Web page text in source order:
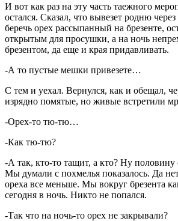
И вот как раз на эту часть таежного
остался. Сказал, что вывезет родню
беречь орех рассыпанный на брезенте,
открытым для просушки, а на ночь
брезентом, да еще и края придавливать.
-А то пустые мешки привезете…
С тем и уехал. Вернулся, как и обещал,
изрядно помятые, но живые встретили
-Орех-то тю-тю…
-Как тю-тю?
-А так, кто-то тащит, а кто? Ну
Мы думали с похмелья показалось. Да
ореха все меньше. Мы вокруг брезента
сегодня в ночь. Никто не попался.
-Так что на ночь-то орех не закрывали?